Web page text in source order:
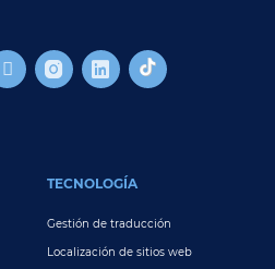
TECNOLOGÍA
Gestión de traducción
Localización de sitios web